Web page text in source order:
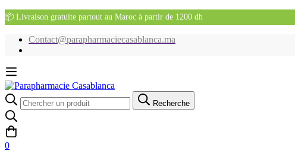
📦 Livraison gratuite partout au Maroc à partir de 1200 dh
Contact@parapharmaciecasablanca.ma
Recherche
pour:
Recherche
0